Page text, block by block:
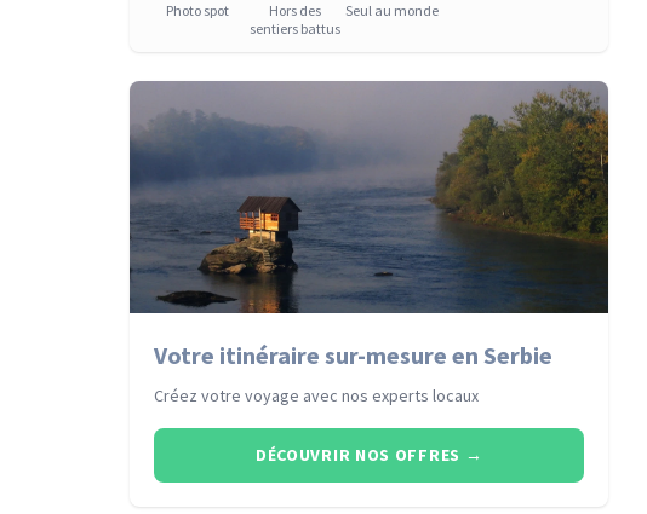
Photo spot
Hors des
sentiers battus
Seul au monde
Votre itinéraire sur-mesure en Serbie
Créez votre voyage avec nos experts locaux
DÉCOUVRIR NOS OFFRES →